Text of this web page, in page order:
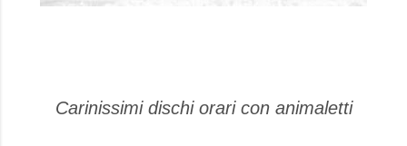
Carinissimi dischi orari con animaletti